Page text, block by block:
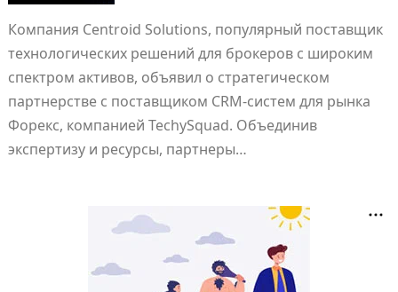
Компания Centroid Solutions, популярный поставщик
технологических решений для брокеров с широким
спектром активов, объявил о стратегическом
партнерстве с поставщиком CRM-систем для рынка
Форекс, компанией TechySquad. Объединив
экспертизу и ресурсы, партнеры…